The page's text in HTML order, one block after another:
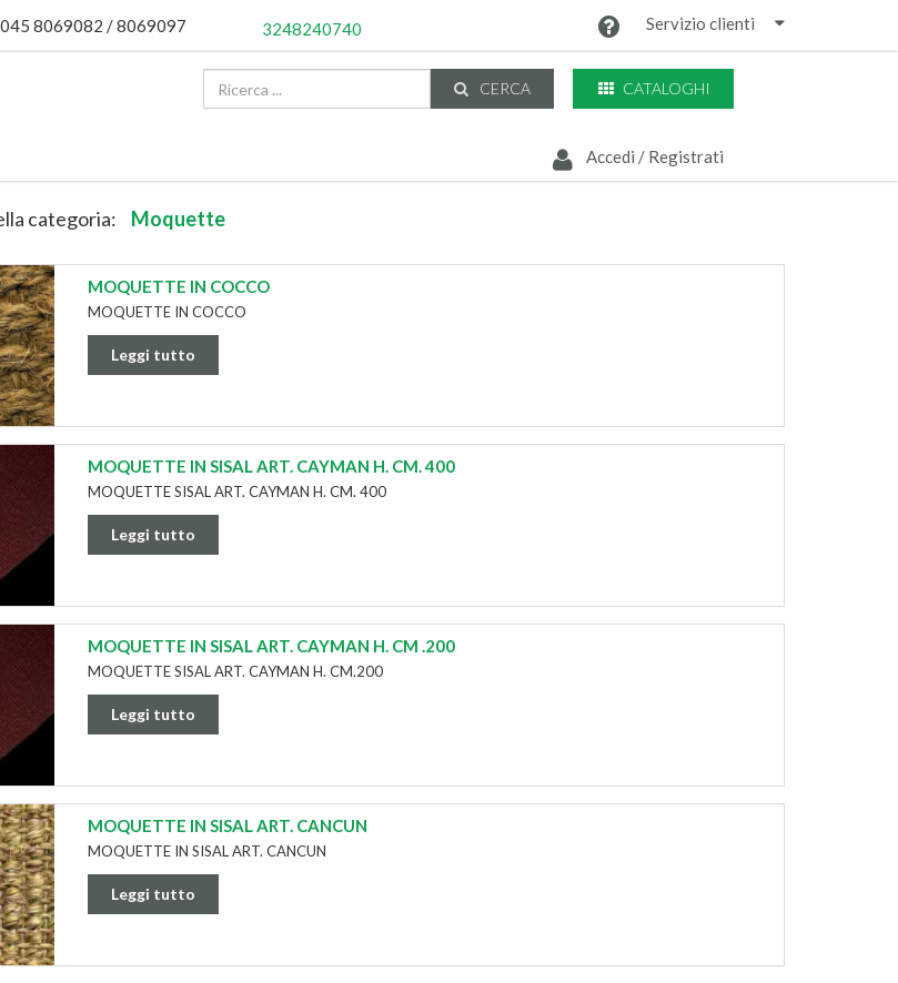
045 8069082 / 8069097 3248240740 Servizio clienti
CERCA CATALOGHI
Accedi / Registrati
categoria: Moquette
MOQUETTE IN COCCO
MOQUETTE IN COCCO
Leggi tutto
MOQUETTE IN SISAL ART. CAYMAN H. CM. 400
MOQUETTE SISAL ART. CAYMAN H. CM. 400
Leggi tutto
MOQUETTE IN SISAL ART. CAYMAN H. CM .200
MOQUETTE SISAL ART. CAYMAN H. CM.200
Leggi tutto
MOQUETTE IN SISAL ART. CANCUN
MOQUETTE IN SISAL ART. CANCUN
Leggi tutto